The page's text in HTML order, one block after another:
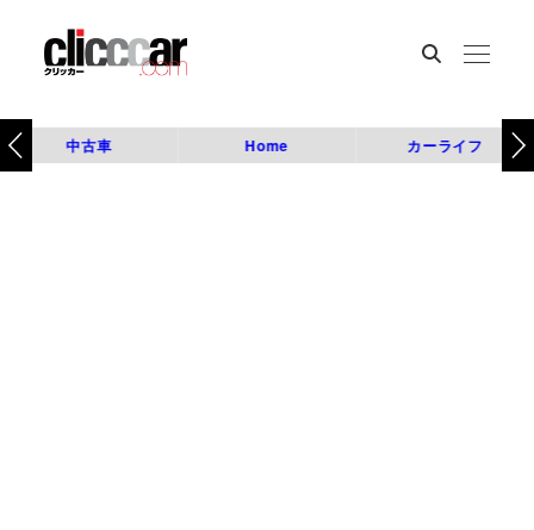
中古車 Home カーライフ